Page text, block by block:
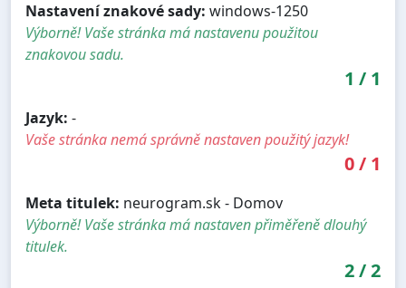
Nastavení znakové sady: windows-1250
Výborně! Vaše stránka má nastavenu použitou
znakovou sadu.
1 / 1
Jazyk: -
Vaše stránka nemá správně nastaven použitý jazyk!
0/ 1
Meta titulek: neurogram.sk - Domov
Výborně! Vaše stránka má nastaven přiměřeně dlouhý
titulek.
2/2